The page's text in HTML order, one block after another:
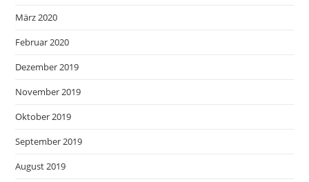
März 2020
Februar 2020
Dezember 2019
November 2019
Oktober 2019
September 2019
August 2019